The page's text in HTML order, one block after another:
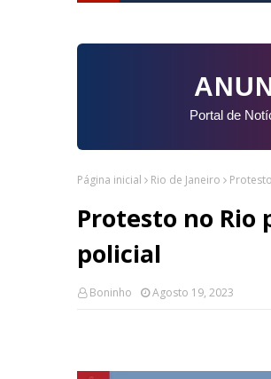
Portal de
Página inicial Rio de Janeiro
Protesto no Rio
policial
Boninho Agosto 19, 2023